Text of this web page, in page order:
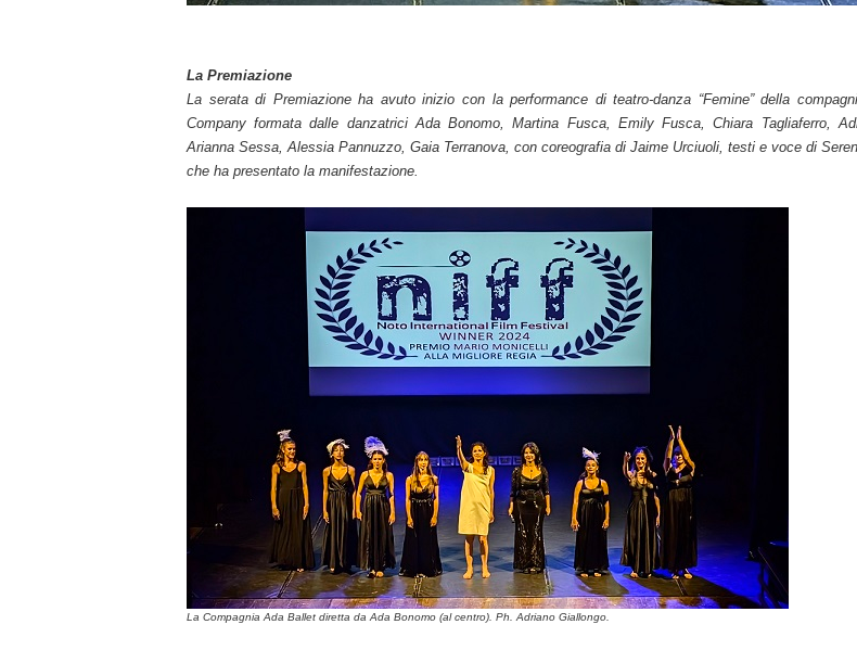
La Premiazione
La serata di Premiazione ha avuto inizio con la performance di teatro-danza “Femine” della
Company formata dalle danzatrici Ada Bonomo, Martina Fusca, Emily Fusca, Chiara Tagliaferro,
Arianna Sessa, Alessia Pannuzzo, Gaia Terranova, con coreografia di Jaime Urciuoli, testi e voce di
che ha presentato la manifestazione.
La Compagnia Ada Ballet diretta da Ada Bonomo (al centro). Ph. Adriano Giallongo.